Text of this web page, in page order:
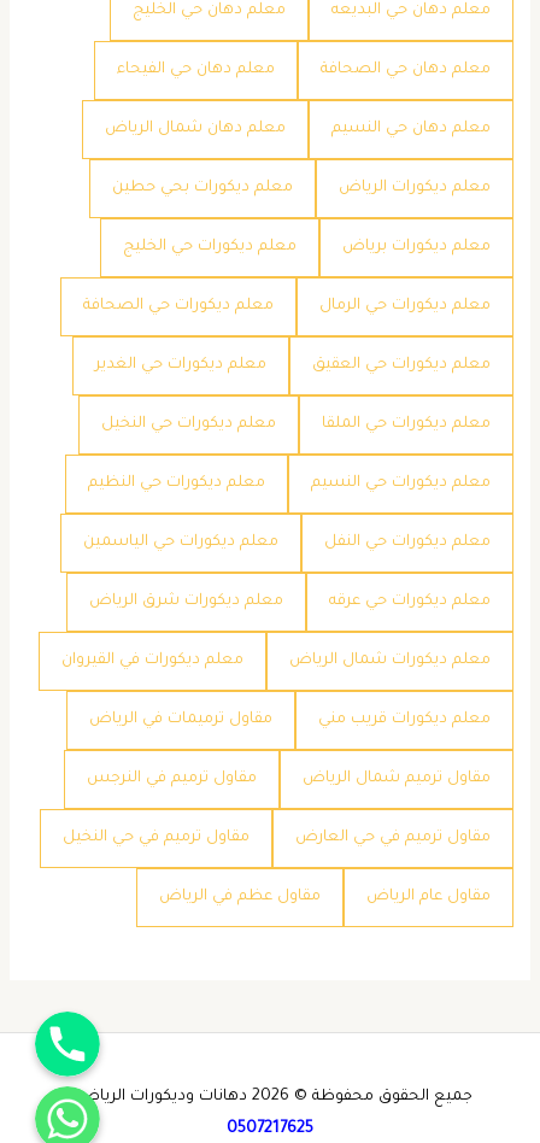
معلم دهان حي البديعه معلم دهان حي الخليج
معلم دهان حي الصحافة معلم دهان حي الفيحاء
معلم دهان حي النسيم معلم دهان شمال الرياض
معلم ديكورات الرياض معلم ديكورات بحي حطين
معلم ديكورات برياض معلم ديكورات حي الخليج
معلم ديكورات حي الرمال معلم ديكورات حي الصحافة
معلم ديكورات حي العقيق معلم ديكورات حي الغدير
معلم ديكورات حي الملقا معلم ديكورات حي النخيل
معلم ديكورات حي النسيم معلم ديكورات حي النظيم
معلم ديكورات حي النفل معلم ديكورات حي الياسمين
معلم ديكورات حي عرقه معلم ديكورات شرق الرياض
معلم ديكورات شمال الرياض معلم ديكورات في القيروان
معلم ديكورات قريب مني مقاول ترميمات في الرياض
مقاول ترميم شمال الرياض مقاول ترميم في النرجس
مقاول ترميم في حي العارض مقاول ترميم في حي النخيل
مقاول عام الرياض مقاول عظم في الرياض
جميع الحقوق محفوظة © 2026 دهانات وديكورات الرياض -
0507217625
جوال
واتساب